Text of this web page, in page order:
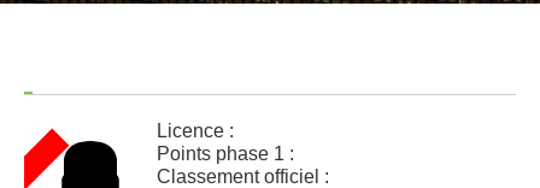
Licence :
Points phase 1 :
Classement officiel :